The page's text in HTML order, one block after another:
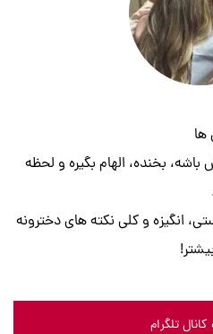
بخنده، الهام بگیره و لحظه
انگیزه و کلی نکته های دخترونه
تلگرام